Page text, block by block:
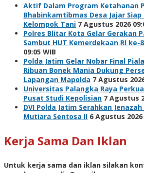
Aktif Dalam Program Ketahanan
Bhabinkamtibmas Desa Jajar
Kelompok Tani 7 Agustus 2026
Polres Blitar Kota Gelar Gerakan
Sambut HUT Kemerdekaan RI ke-
09:05 WIB
Polda Jatim Gelar Nobar Final
Ribuan Bonek Mania Dukung
Lapangan Mapolda 7 Agustus
Universitas Palangka Raya
Pusat Studi Kepolisian 7 Agustus
DVI Polda Jatim Serahkan
Mutiara Sentosa II 6 Agustus 2026
Kerja Sama Dan Iklan
Untuk kerja sama dan iklan silakan